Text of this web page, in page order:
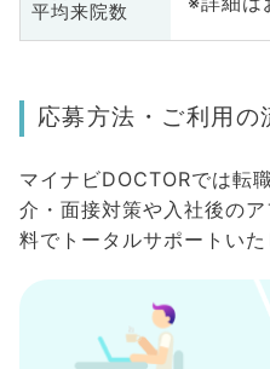
平均来院数
応募方法・ご利用の
マイナビDOCTORでは転
介・面接対策や入社後の
料でトータルサポートいた